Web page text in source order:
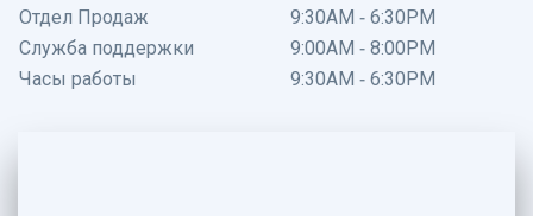
Отдел Продаж
9:30AM - 6:30PM
Служба поддержки
9:00AM - 8:00PM
Часы работы
9:30AM - 6:30PM